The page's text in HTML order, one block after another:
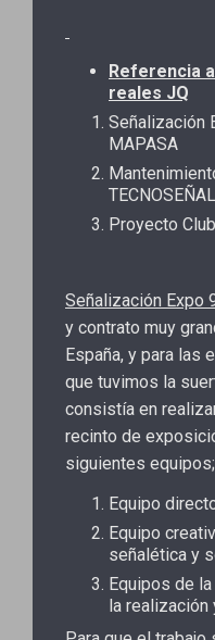
Referencia
reales JQ
Señalización
MAPASA
TECNOSEÑAL
Proyecto
Señalización Expo
y contrato muy
España, y para las
que tuvimos la
consistía en
recinto de
siguientes equipos;
Equipo
Equipo
señalética y
Equipos de
la realización